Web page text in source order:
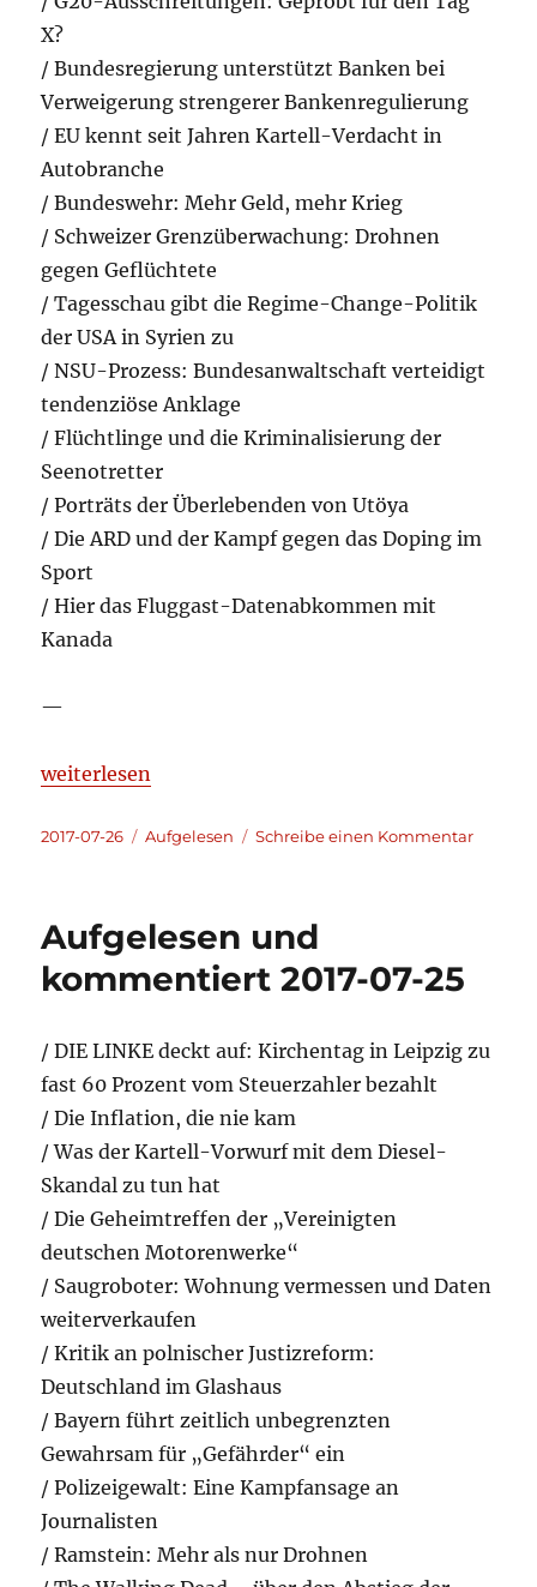
X?
/ Bundesregierung unterstützt Banken bei
Verweigerung strengerer Bankenregulierung
/ EU kennt seit Jahren Kartell-Verdacht in
Autobranche
/ Bundeswehr: Mehr Geld, mehr Krieg
/ Schweizer Grenzüberwachung: Drohnen
gegen Geflüchtete
/ Tagesschau gibt die Regime-Change-Politik
der USA in Syrien zu
/ NSU-Prozess: Bundesanwaltschaft verteidigt
tendenziöse Anklage
/ Flüchtlinge und die Kriminalisierung der
Seenotretter
/ Porträts der Überlebenden von Utöya
/ Die ARD und der Kampf gegen das Doping im
Sport
/ Hier das Fluggast-Datenabkommen mit
Kanada
—
„Aufgelesen und kommentiert 2017-07-26“
weiterlesen
Veröffentlicht
2017-07-26 Kategorien
Aufgelesen Schreibe einen Kommentarzu
Aufgelesen und
kommentiert 2017-07-25
/ DIE LINKE deckt auf: Kirchentag in Leipzig zu
fast 60 Prozent vom Steuerzahler bezahlt
/ Die Inflation, die nie kam
/ Was der Kartell-Vorwurf mit dem Diesel-
Skandal zu tun hat
/ Die Geheimtreffen der „Vereinigten
deutschen Motorenwerke“
/ Saugroboter: Wohnung vermessen und Daten
weiterverkaufen
/ Kritik an polnischer Justizreform:
Deutschland im Glashaus
/ Bayern führt zeitlich unbegrenzten
Gewahrsam für „Gefährder“ ein
/ Polizeigewalt: Eine Kampfansage an
Journalisten
/ Ramstein: Mehr als nur Drohnen